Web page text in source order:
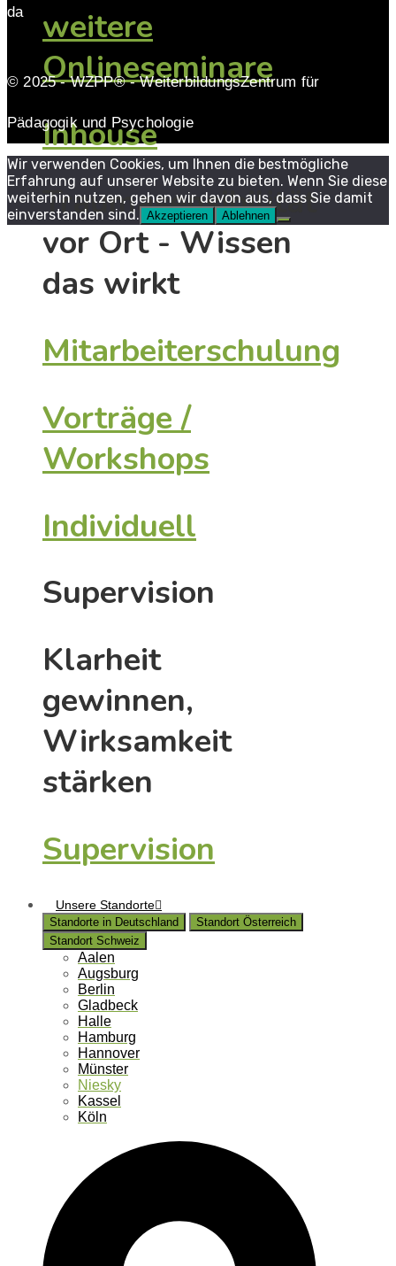
weitere
Onlineseminare
Inhouse
Traumasensibilität
vor Ort - Wissen
das wirkt
Mitarbeiterschulung
Vorträge /
Workshops
Individuell
Supervision
Klarheit
gewinnen,
Wirksamkeit
stärken
Supervision
Unsere Standorte
Standorte in Deutschland
Standort Österreich
Standort Schweiz
Aalen
Augsburg
Berlin
Gladbeck
Halle
Hamburg
Hannover
Münster
Niesky
Kassel
Köln
da
© 2025 - WZPP® - WeiterbildungsZentrum für
Pädagogik und Psychologie
Wir verwenden Cookies, um Ihnen die bestmögliche
Erfahrung auf unserer Website zu bieten. Wenn Sie diese
weiterhin nutzen, gehen wir davon aus, dass Sie damit
einverstanden sind. Akzeptieren Ablehnen